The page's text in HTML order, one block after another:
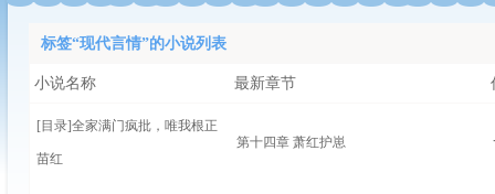
标签“现代言情”的小说列表
小说名称 最新章节
[目录]全家满门疯批，唯我根正
苗红
第十四章 萧红护崽